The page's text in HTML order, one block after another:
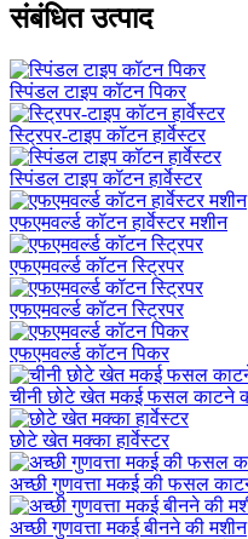
संबंधित उत्पाद
स्पिंडल टाइप कॉटन पिकर
स्ट्रिपर-टाइप कॉटन हार्वेस्टर
स्पिंडल टाइप कॉटन हार्वेस्टर
एफएमवर्ल्ड कॉटन हार्वेस्टर मशीन
एफएमवर्ल्ड कॉटन स्ट्रिपर
एफएमवर्ल्ड कॉटन स्ट्रिपर
एफएमवर्ल्ड कॉटन पिकर
चीनी छोटे खेत मकई फसल काटने
छोटे खेत मक्का हार्वेस्टर
अच्छी गुणवत्ता मकई की फसल
अच्छी गुणवत्ता मकई बीनने की मशीन